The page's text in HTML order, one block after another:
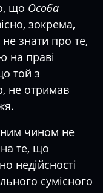
що Особа
зокрема,
знати про те,
на праві
той з
не отримав
чином не
те, що
недійсності
сумісного